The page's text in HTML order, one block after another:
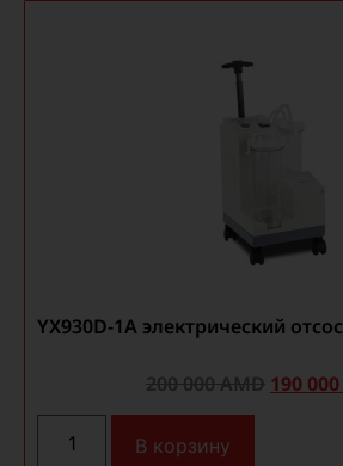
YX930D-1A электрический отсос
200 000AMD 190 000
В корзину